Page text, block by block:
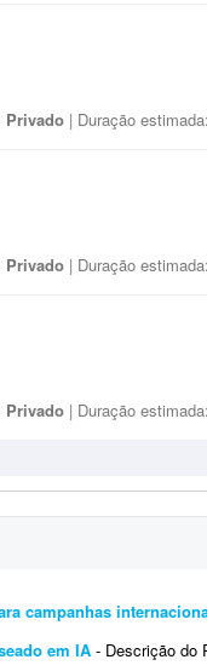
Privado | Duração estimada:
Privado | Duração estimada:
Privado | Duração estimada:
campanhas
em IA - Descrição do Projeto: